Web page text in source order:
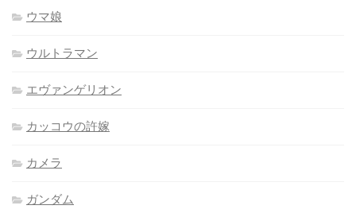
ウマ娘
ウルトラマン
エヴァンゲリオン
カッコウの許嫁
カメラ
ガンダム